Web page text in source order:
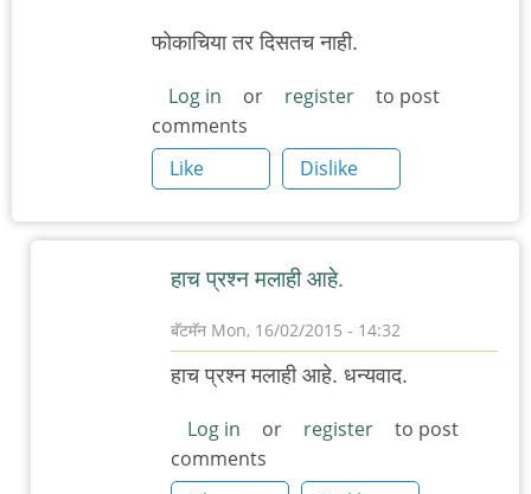
फोकाचिया तर दिसतच नाही.
Log in or register
to post
comments
Like
Dislike
हाच प्रश्न मलाही आहे.
बॅटमॅन Mon, 16/02/2015 - 14:32
In
reply
वेगवेगळे
हाच प्रश्न मलाही आहे. धन्यवाद.
Log in or register
to post
comments